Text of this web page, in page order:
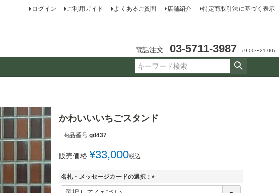
ログイン ご利用ガイド よくあるご質問 店舗紹介 特定商取引法に基づく表示
電話注文 03-5711-3987 （9:00〜21:00)
かわいいいちごスタンド
商品番号 gd437
販売価格 ¥33,000税込
名札・メッセージカードの選択：
(